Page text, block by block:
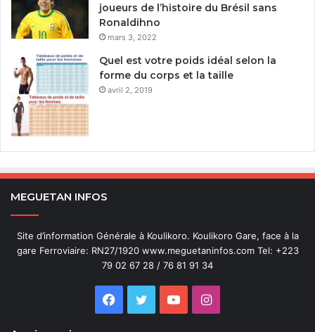
joueurs de l’histoire du Brésil sans
Ronaldihno
mars 3, 2022
Quel est votre poids idéal selon la
forme du corps et la taille
avril 2, 2019
MEGUETAN INFOS
Site d’information Générale à Koulikoro. Koulikoro Gare, face à la
gare Ferroviaire: RN27/1920 www.meguetaninfos.com Tel: +223
79 02 67 28 / 76 81 91 34
Facebook
Twitter YouTubeInstagram